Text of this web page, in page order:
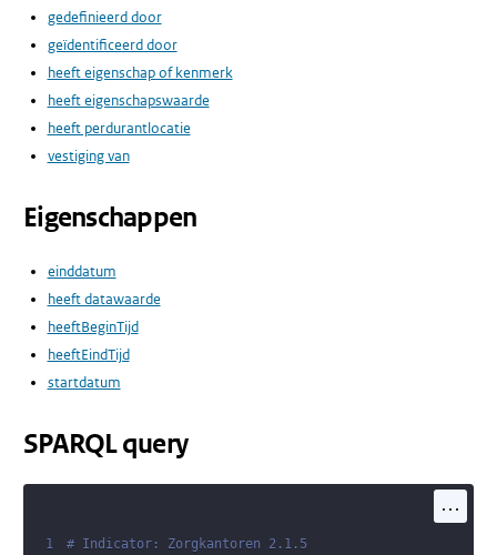
gedefinieerd door
geïdentificeerd door
heeft eigenschap of kenmerk
heeft eigenschapswaarde
heeft perdurantlocatie
vestiging van
Eigenschappen
einddatum
heeft datawaarde
heeftBeginTijd
heeftEindTijd
startdatum
SPARQL query
...
1
# Indicator: Zorgkantoren 2.1.5